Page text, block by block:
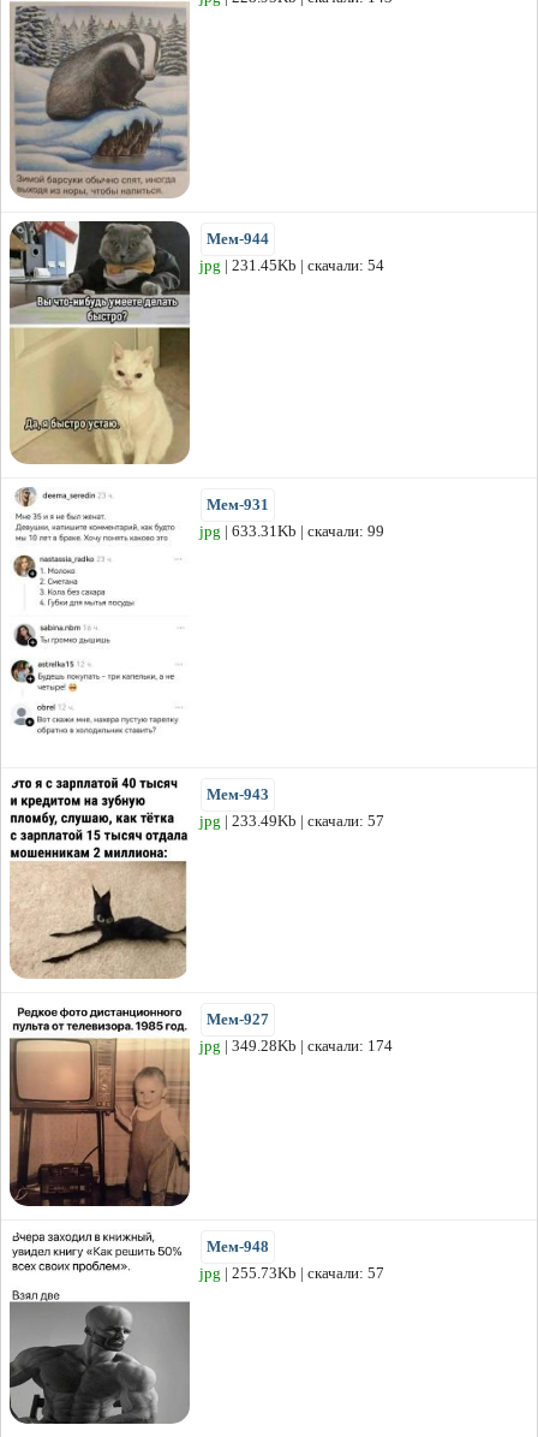
Мем-944
jpg | 231.45Kb | скачали: 54
Мем-931
jpg | 633.31Kb | скачали: 99
Мем-943
jpg | 233.49Kb | скачали: 57
Мем-927
jpg | 349.28Kb | скачали: 174
Мем-948
jpg | 255.73Kb | скачали: 57